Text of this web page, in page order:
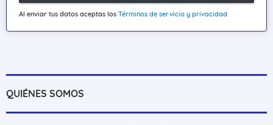
Al enviar tus datos aceptas los Términos de servicio y privacidad
QUIÉNES SOMOS